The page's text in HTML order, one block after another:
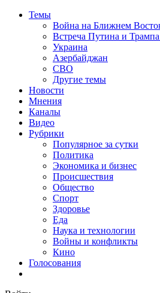
Темы
Война на Ближнем
Встреча Путина и
Украина
Азербайджан
СВО
Другие темы
Новости
Мнения
Каналы
Видео
Рубрики
Популярное за сутки
Политика
Экономика и бизнес
Происшествия
Общество
Спорт
Здоровье
Еда
Наука и технологии
Войны и конфликты
Кино
Голосования